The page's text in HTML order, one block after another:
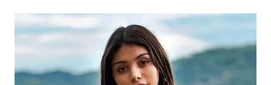
PURWAKARTA
PRIANGAN
TIMUR